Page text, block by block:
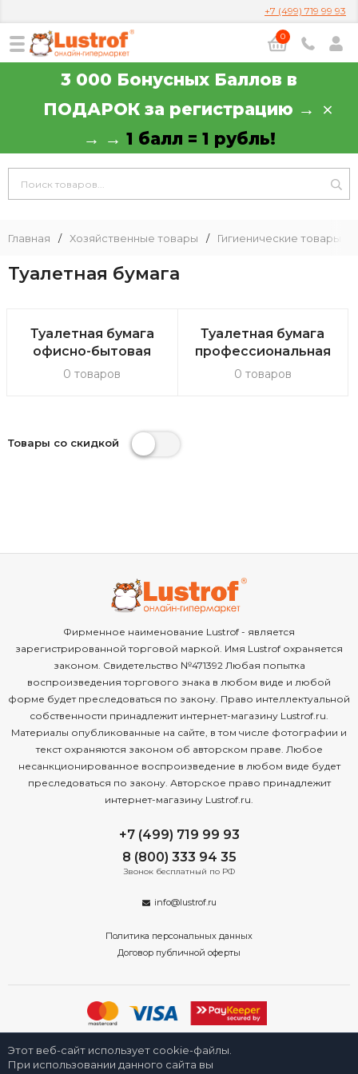
+7 (499) 719 99 93
0
3 000 Бонусных Баллов в
ПОДАРОК за регистрацию →
→ → 1 балл = 1 рубль!
Главная / Хозяйственные товары / Гигиенические товары
Туалетная бумага
Туалетная бумага
офисно-бытовая
0 товаров
Туалетная бумага
профессиональная
0 товаров
Товары со скидкой
Фирменное наименование Lustrof - является
зарегистрированной торговой маркой. Имя Lustrof охраняется
законом. Свидетельство №471392 Любая попытка
воспроизведения торгового знака в любом виде и любой
форме будет преследоваться по закону. Право интеллектуальной
собственности принадлежит интернет-магазину Lustrof.ru.
Материалы опубликованные на сайте, в том числе фотографии и
текст охраняются законом об авторском праве. Любое
несанкционированное воспроизведение в любом виде будет
преследоваться по закону. Авторское право принадлежит
интернет-магазину Lustrof.ru.
+7 (499) 719 99 93
8 (800) 333 94 35
Звонок бесплатный по РФ
info@lustrof.ru
Политика персональных данных
Договор публичной оферты
2008-2026 © Интернет-магазин светильников «Люстроф» в Москве -
приборы освещения для дома и улицы от производителя с доставкой
по России. Все права защищены.
Этот веб-сайт использует cookie-файлы.
При использовании данного сайта вы